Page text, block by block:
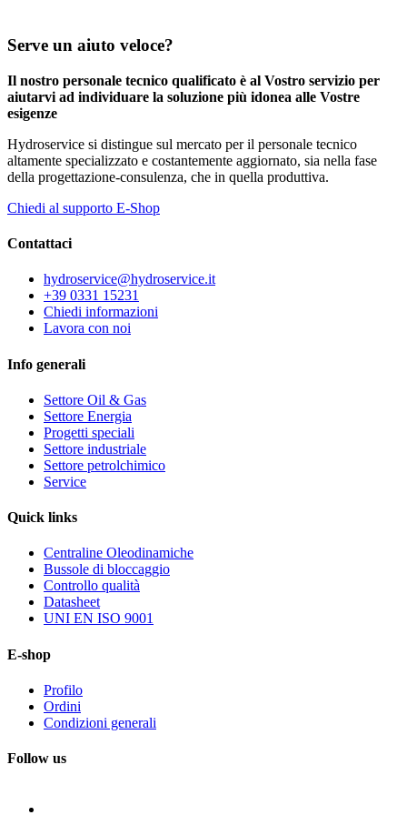
Serve un aiuto veloce?
Il nostro personale tecnico qualificato è al Vostro servizio per
aiutarvi ad individuare la soluzione più idonea alle Vostre
esigenze
Hydroservice si distingue sul mercato per il personale tecnico
altamente specializzato e costantemente aggiornato, sia nella fase
della progettazione-consulenza, che in quella produttiva.
Chiedi al supporto E-Shop
Contattaci
hydroservice@hydroservice.it
+39 0331 15231
Chiedi informazioni
Lavora con noi
Info generali
Settore Oil & Gas
Settore Energia
Progetti speciali
Settore industriale
Settore petrolchimico
Service
Quick links
Centraline Oleodinamiche
Bussole di bloccaggio
Controllo qualità
Datasheet
UNI EN ISO 9001
E-shop
Profilo
Ordini
Condizioni generali
Follow us